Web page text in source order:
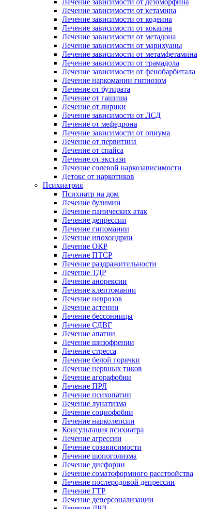
Лечение зависимости от дезоморфина
Лечение зависимости от кетамина
Лечение зависимости от кодеина
Лечение зависимости от кокаина
Лечение зависимости от метадона
Лечение зависимости от марихуаны
Лечение зависимости от метамфетамина
Лечение зависимости от трамадола
Лечение зависимости от фенобарбитала
Лечение наркомании гипнозом
Лечение от бутирата
Лечение от гашиша
Лечение от лирики
Лечение зависимости от ЛСД
Лечение от мефедрона
Лечение зависимости от опиума
Лечение от первитина
Лечение от спайса
Лечение от экстази
Лечение солевой наркозависимости
Детокс от наркотиков
Психиатрия
Психиатр на дом
Лечение булимии
Лечение панических атак
Лечение депрессии
Лечение гипомании
Лечение ипохондрии
Лечение ОКР
Лечение ПТСР
Лечение раздражительности
Лечение ТДР
Лечение анорексии
Лечение клептомании
Лечение неврозов
Лечение астении
Лечение бессонницы
Лечение СДВГ
Лечение апатии
Лечение шизофрении
Лечение стресса
Лечение белой горячки
Лечение нервных тиков
Лечение агорафобии
Лечение ПРЛ
Лечение психопатии
Лечение лунатизма
Лечение социофобии
Лечение нарколепсии
Консультация психиатра
Лечение агрессии
Лечение созависимости
Лечение шопоголизма
Лечение дисфории
Лечение соматоформного расстройства
Лечение послеродовой депрессии
Лечение ГТР
Лечение деперсонализации